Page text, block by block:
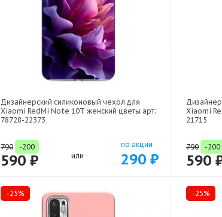
Дизайнерский силиконовый чехол для
Xiaomi RedMi Note 10T женский цветы арт:
78728-22373
790 -200
590 ₽ или
по акции
290 ₽
Xiaomi
21715
790 -200
590
-25% -25%